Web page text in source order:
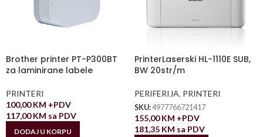
Brother printer PT-P300BT
za laminirane labele
PRINTERI
100,00KM +PDV
117,00KM sa PDV
DODAJ U KORPU
PrinterLaserski HL-1110E SUB,
BW 20str/m
PERIFERIJA, PRINTERI
SKU:4977766721417
155,00KM +PDV
181,35 KM sa PDV